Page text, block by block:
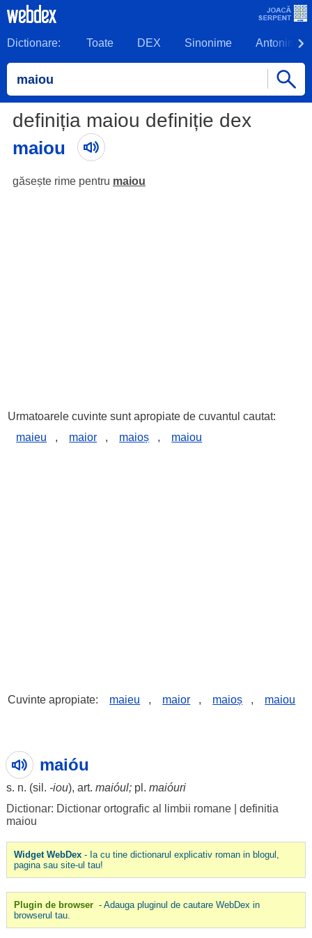
Dictionare: Toate DEX Sinonime Antonime
definiția maiou definiție dex
maiou
găsește rime pentru maiou
Urmatoarele cuvinte sunt apropiate de cuvantul cautat:
maieu
, maior , maioș , maiou
Cuvinte apropiate: maieu , maior , maioș , maiou
maióu
s. n. (sil . -iou), art. maióul;pl. maióuri
Dictionar: Dictionar ortografic al limbii romane| definitia
maiou
Widget WebDex- Ia cu tine dictionarul explicativ roman in blogul,
pagina sau site-ul tau!
Plugin de browser - Adauga pluginul de cautare WebDex in
browserul tau.